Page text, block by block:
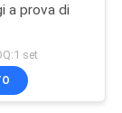
a prova di
set